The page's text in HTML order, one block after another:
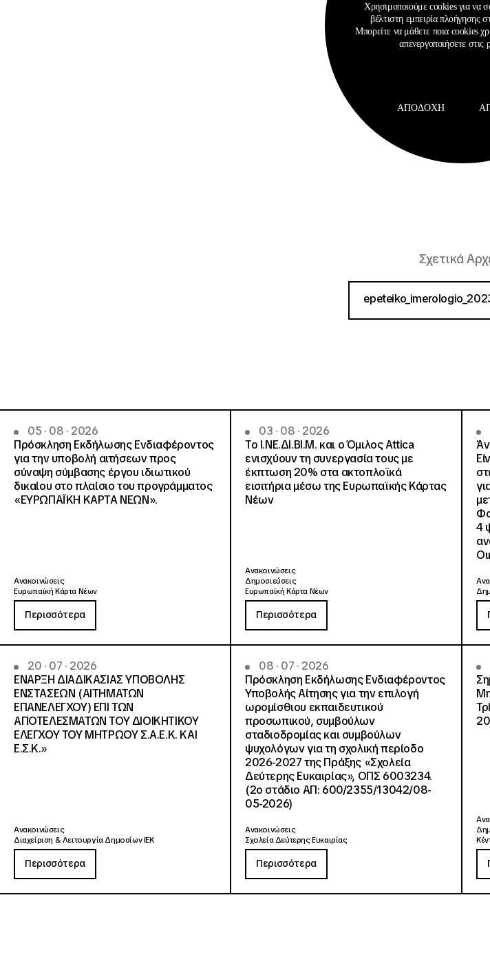
Σχετικά
05 · 08 · 2026
Πρόσκληση Εκδήλωσης Ενδιαφέροντος
για την υποβολή αιτήσεων προς
σύναψη σύμβασης έργου ιδιωτικού
δικαίου στο πλαίσιο του προγράμματος
«ΕΥΡΩΠΑΪΚΗ ΚΑΡΤΑ ΝΕΩΝ».
Ανακοινώσεις
Ευρωπαϊκή Κάρτα Νέων
Περισσότερα
03 · 08 · 2026
Το Ι.ΝΕ.ΔΙ.ΒΙ.Μ. και o Όμιλος Attica
ενισχύουν τη συνεργασία τους με
έκπτωση 20% στα ακτοπλοϊκά
εισιτήρια μέσω της Ευρωπαϊκής Κάρτας
Νέων
Ανακοινώσεις
Δημοσιεύσεις
Ευρωπαϊκή Κάρτα Νέων
Περισσότερα
4
20 · 07 · 2026
ΕΝΑΡΞΗ ΔΙΑΔΙΚΑΣΙΑΣ ΥΠΟΒΟΛΗΣ
ΕΝΣΤΑΣΕΩΝ (ΑΙΤΗΜΑΤΩΝ
ΕΠΑΝΕΛΕΓΧΟΥ) ΕΠΙ ΤΩΝ
ΑΠΟΤΕΛΕΣΜΑΤΩΝ ΤΟΥ ΔΙΟΙΚΗΤΙΚΟΥ
ΕΛΕΓΧΟΥ ΤΟΥ ΜΗΤΡΩΟΥ Σ.Α.Ε.Κ. ΚΑΙ
Ε.Σ.Κ.»
Ανακοινώσεις
Διαχείριση & Λειτουργία Δημοσίων ΙΕΚ
Περισσότερα
08 · 07 · 2026
Πρόσκληση Εκδήλωσης Ενδιαφέροντος
Υποβολής Αίτησης για την επιλογή
ωρομίσθιου εκπαιδευτικού
προσωπικού, συμβούλων
σταδιοδρομίας και συμβούλων
ψυχολόγων για τη σχολική περίοδο
2026-2027 της Πράξης «Σχολεία
Δεύτερης Ευκαιρίας», ΟΠΣ 6003234.
(2ο στάδιο ΑΠ: 600/2355/13042/08-
05-2026)
Ανακοινώσεις
Σχολεία Δεύτερης Ευκαιρίας
Περισσότερα
Χρησιμοποιούμε cookies για να
βέλτιστη εμπειρία πλοήγησης
Μπορείτε να μάθετε ποια cookies
απενεργοποιήσετε στις
ΑΠΟΔΟΧΉ